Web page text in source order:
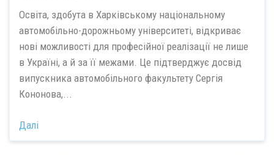
Освіта, здобута в Харківському національному
автомобільно-дорожньому університеті, відкриває
нові можливості для професійної реалізації не лише
в Україні, а й за її межами. Це підтверджує досвід
випускника автомобільного факультету Сергія
Кононова,...
Далі